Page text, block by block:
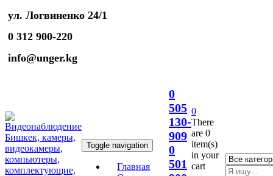
ул. Логвиненко 24/1
0 312 900-220
info@unger.kg
Toggle navigation
Главная
0
505
130-
909
0
501
0
There
are 0
item(s)
in your
cart